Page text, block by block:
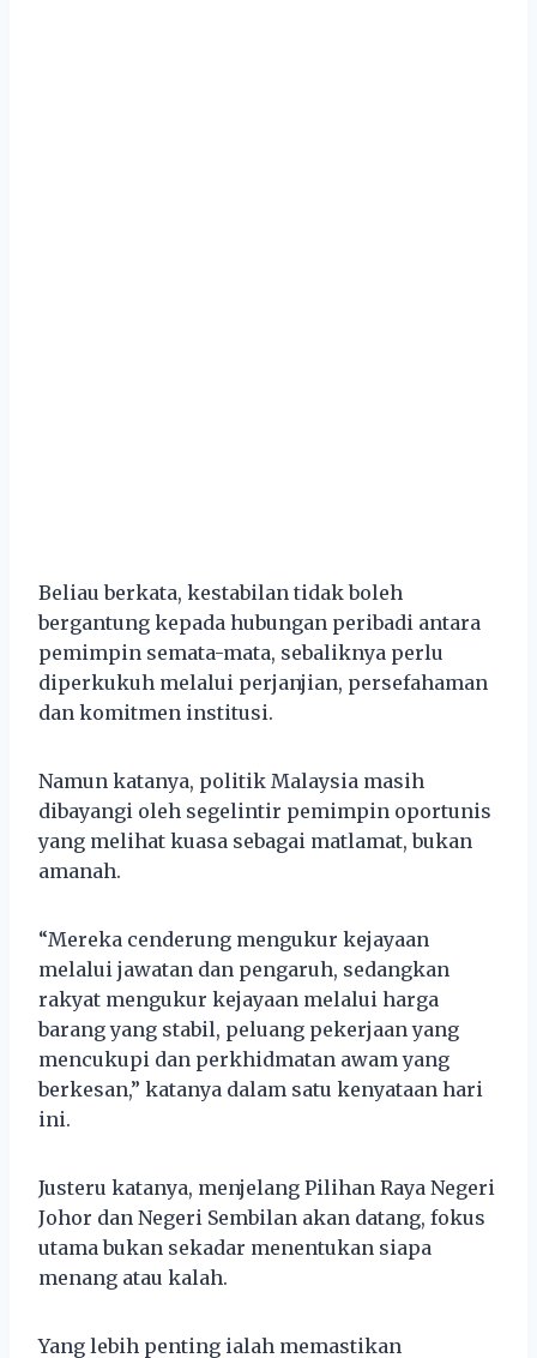
Beliau berkata, kestabilan tidak boleh
bergantung kepada hubungan peribadi antara
pemimpin semata-mata, sebaliknya perlu
diperkukuh melalui perjanjian, persefahaman
dan komitmen institusi.
Namun katanya, politik Malaysia masih
dibayangi oleh segelintir pemimpin oportunis
yang melihat kuasa sebagai matlamat, bukan
amanah.
“Mereka cenderung mengukur kejayaan
melalui jawatan dan pengaruh, sedangkan
rakyat mengukur kejayaan melalui harga
barang yang stabil, peluang pekerjaan yang
mencukupi dan perkhidmatan awam yang
berkesan,” katanya dalam satu kenyataan hari
ini.
Justeru katanya, menjelang Pilihan Raya Negeri
Johor dan Negeri Sembilan akan datang, fokus
utama bukan sekadar menentukan siapa
menang atau kalah.
Yang lebih penting ialah memastikan